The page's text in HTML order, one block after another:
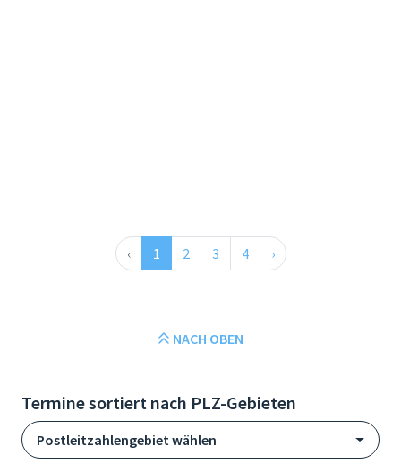
‹ 1 2 3 4 ›
NACH OBEN
Termine sortiert nach PLZ-Gebieten
Postleitzahlengebiet wählen